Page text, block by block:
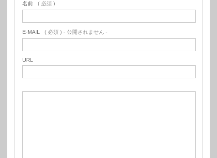
名前 ( 必須 )
E-MAIL ( 必須 ) - 公開されません -
URL